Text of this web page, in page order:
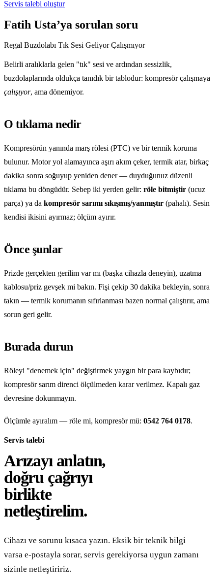
Servis talebi oluştur
Fatih Usta’ya sorulan soru
Regal Buzdolabı Tık Sesi Geliyor Çalışmıyor
Belirli aralıklarla gelen "tık" sesi ve ardından sessizlik,
buzdolaplarında oldukça tanıdık bir tablodur: kompresör çalışmaya
çalışıyor, ama dönemiyor.
O tıklama nedir
Kompresörün yanında marş rölesi (PTC) ve bir termik koruma
bulunur. Motor yol alamayınca aşırı akım çeker, termik atar, birkaç
dakika sonra soğuyup yeniden dener — duyduğunuz düzenli
tıklama bu döngüdür. Sebep iki yerden gelir: röle bitmiştir (ucuz
parça) ya da kompresör sarımı sıkışmış/yanmıştır (pahalı). Sesin
kendisi ikisini ayırmaz; ölçüm ayırır.
Önce şunlar
Prizde gerçekten gerilim var mı (başka cihazla deneyin), uzatma
kablosu/priz gevşek mi bakın. Fişi çekip 30 dakika bekleyin, sonra
takın — termik korumanın sıfırlanması bazen normal çalıştırır, ama
sorun geri gelir.
Burada durun
Röleyi "denemek için" değiştirmek yaygın bir para kaybıdır;
kompresör sarım direnci ölçülmeden karar verilmez. Kapalı gaz
devresine dokunmayın.
Ölçümle ayıralım — röle mi, kompresör mü: 0542 764 0178.
Servis talebi
Arızayı anlatın,
doğru çağrıyı
birlikte
netleştirelim.
Cihazı ve sorunu kısaca yazın. Eksik bir teknik bilgi
varsa e-postayla sorar, servis gerekiyorsa uygun zamanı
sizinle netleştiririz.